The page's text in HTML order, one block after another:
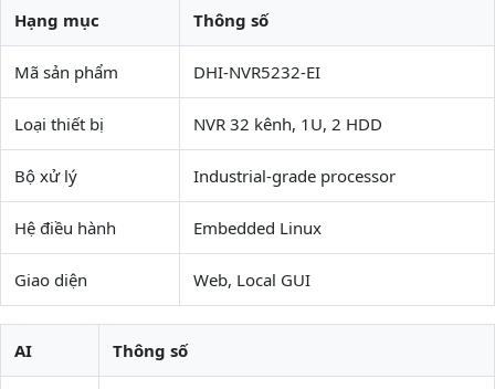
Hạng mục Thông số
Mã sản phẩm DHI-NVR5232-EI
Loại thiết bị NVR 32 kênh, 1U, 2 HDD
Bộ xử lý Industrial-grade processor
Hệ điều hành Embedded Linux
Giao diện Web, Local GUI
AI Thông số